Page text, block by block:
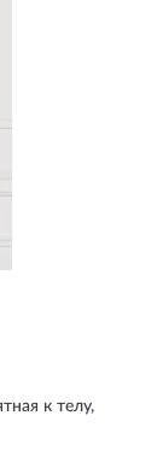
к телу,